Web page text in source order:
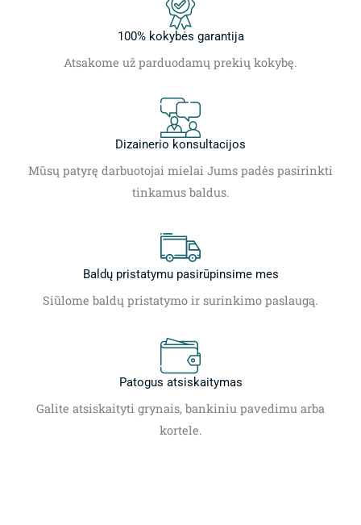
100% kokybės garantija
Atsakome už parduodamų prekių kokybę.
Dizainerio konsultacijos
Mūsų patyrę darbuotojai mielai Jums padės pasirinkti
tinkamus baldus.
Baldų pristatymu pasirūpinsime mes
Siūlome baldų pristatymo ir surinkimo paslaugą.
Patogus atsiskaitymas
Galite atsiskaityti grynais, bankiniu pavedimu arba
kortele.